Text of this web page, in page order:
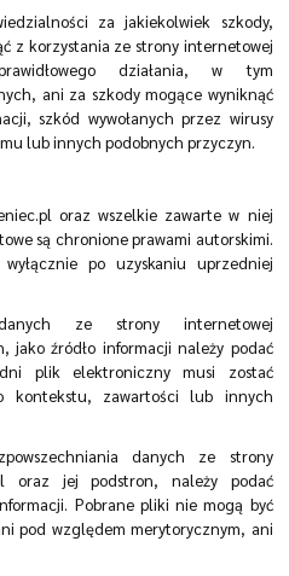
za jakiekolwiek szkody,
z korzystania ze strony internetowej
działania, w tym
ani za szkody mogące wyniknąć
szkód wywołanych przez wirusy
lub innych podobnych przyczyn.
oraz wszelkie zawarte w niej
są chronione prawami autorskimi.
po uzyskaniu uprzedniej
ze strony internetowej
jako źródło informacji należy podać
plik elektroniczny musi zostać
kontekstu, zawartości lub innych
danych ze strony
oraz jej podstron, należy podać
Pobrane pliki nie mogą być
pod względem merytorycznym, ani